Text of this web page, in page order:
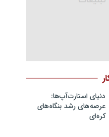
دنیای استارت‌آپ‌ها:
عرصه‌های رشد بنگاه‌های
کره‌ای‌